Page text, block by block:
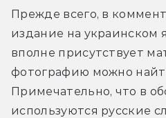
Прежде всего, в
издание на украинском
вполне присутствует
фотографию можно
Примечательно, что в
используются русские